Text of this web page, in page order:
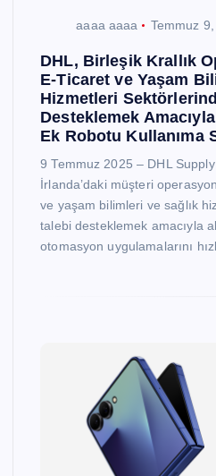
aaaa aaaa Temmuz
DHL, Birleşik Krallık
E-Ticaret ve Yaşam
Hizmetleri
Desteklemek
Ek Robotu Kullanıma
9 Temmuz 2025 – DHL
İrlanda’daki müşteri
ve yaşam bilimleri ve sağlık
talebi desteklemek amacıyla
otomasyon uygulamalarını